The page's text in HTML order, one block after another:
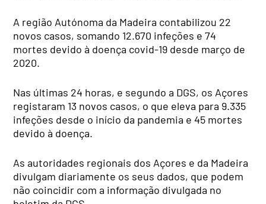
A região Autónoma da Madeira contabilizou 22
novos casos, somando 12.670 infeções e 74
mortes devido à doença covid-19 desde março de
2020.
Nas últimas 24 horas, e segundo a DGS, os Açores
registaram 13 novos casos, o que eleva para 9.335
infeções desde o início da pandemia e 45 mortes
devido à doença.
As autoridades regionais dos Açores e da Madeira
divulgam diariamente os seus dados, que podem
não coincidir com a informação divulgada no